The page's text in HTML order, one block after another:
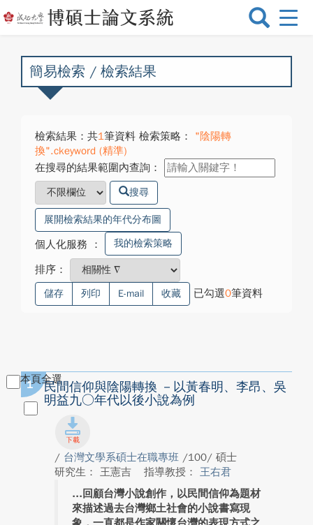
選
換
簡易檢索 / 檢索結果
檢索結果：共1筆資料 檢索策略：
"陰陽轉
換".ckeyword (精準)
在搜尋的結果範圍內查詢：
搜尋
展開檢索結果的年代分布圖
個人化服務 ： 我的檢索策略
排序：
儲存 列印 E-mail 收藏 已勾選0筆資料
本頁全選
1
民間信仰與陰陽轉換 －以黃春明、李昂、吳
明益九○年代以後小說為例
/ 台灣文學系碩士在職專班 /100/ 碩士
研究生： 王憲吉
指導教授： 王右君
回顧台灣小說創作，以民間信仰為題材
來描述過去台灣鄉土社會的小說書寫現